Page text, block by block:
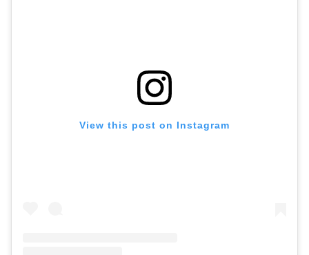
View this post on Instagram